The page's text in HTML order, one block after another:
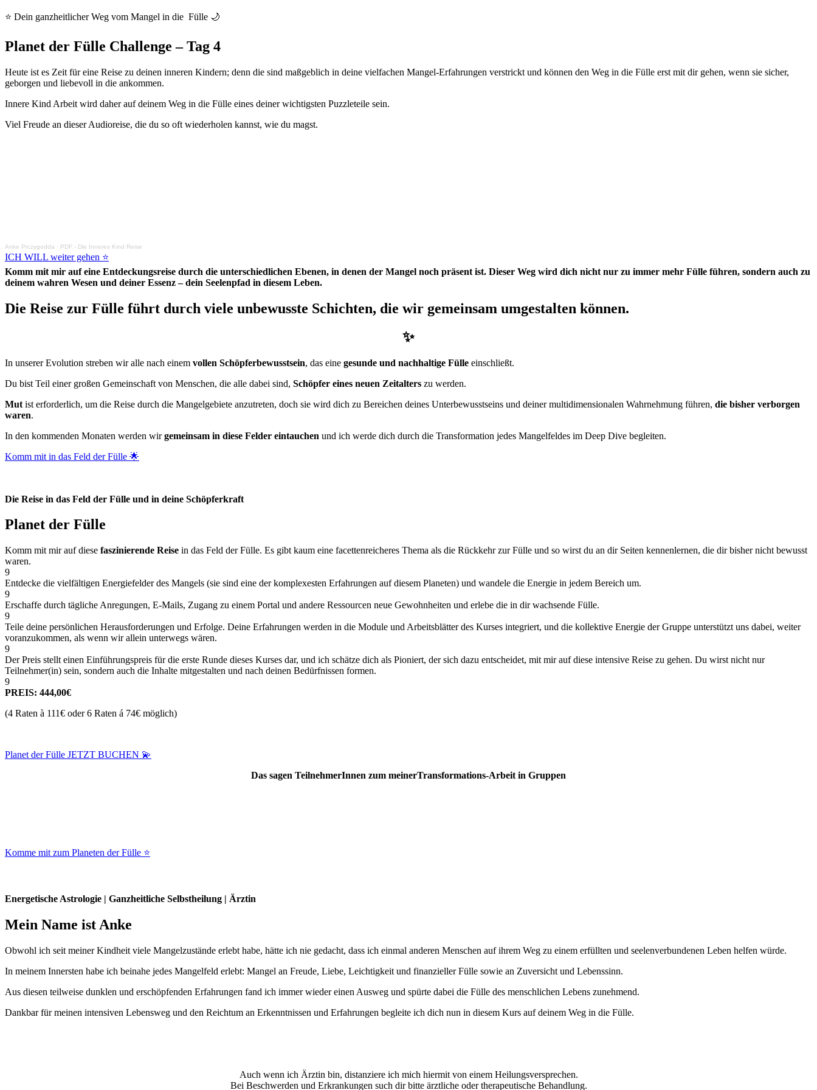
⭐ Dein ganzheitlicher Weg vom Mangel in die Fülle 🌙
Planet der Fülle Challenge – Tag 4
Heute ist es Zeit für eine Reise zu deinen inneren Kindern; denn die sind maßgeblich in deine vielfachen Mangel-Erfahrungen verstrickt und können den Weg in die Fülle erst mit dir gehen, wenn sie sicher,
geborgen und liebevoll in die ankommen.
Innere Kind Arbeit wird daher auf deinem Weg in die Fülle eines deiner wichtigsten Puzzleteile sein.
Viel Freude an dieser Audioreise, die du so oft wiederholen kannst, wie du magst.
Anke Prczygodda · PDF - Die Inneres Kind Reise
ICH WILL weiter gehen ⭐
Komm mit mir auf eine Entdeckungsreise durch die unterschiedlichen Ebenen, in denen der Mangel noch präsent ist. Dieser Weg wird dich nicht nur zu immer mehr Fülle führen, sondern auch zu
deinem wahren Wesen und deiner Essenz – dein Seelenpfad in diesem Leben.
Die Reise zur Fülle führt durch viele unbewusste Schichten, die wir gemeinsam umgestalten können.
✨
In unserer Evolution streben wir alle nach einem vollen Schöpferbewusstsein, das eine gesunde und nachhaltige Fülle einschließt.
Du bist Teil einer großen Gemeinschaft von Menschen, die alle dabei sind, Schöpfer eines neuen Zeitalters zu werden.
Mut ist erforderlich, um die Reise durch die Mangelgebiete anzutreten, doch sie wird dich zu Bereichen deines Unterbewusstseins und deiner multidimensionalen Wahrnehmung führen, die bisher verborgen
waren.
In den kommenden Monaten werden wirgemeinsam in diese Felder eintauchen und ich werde dich durch die Transformation jedes Mangelfeldes im Deep Dive begleiten.
Komm mit in das Feld der Fülle 🌟
Die Reise in das Feld der Fülle und in deine Schöpferkraft
Planet der Fülle
Komm mit mir auf diese faszinierende Reise in das Feld der Fülle. Es gibt kaum eine facettenreicheres Thema als die Rückkehr zur Fülle und so wirst du an dir Seiten kennenlernen, die dir bisher nicht bewusst
waren.
9
Entdecke die vielfältigen Energiefelder des Mangels (sie sind eine der komplexesten Erfahrungen auf diesem Planeten) und wandele die Energie in jedem Bereich um.
9
Erschaffe durch tägliche Anregungen, E-Mails, Zugang zu einem Portal und andere Ressourcen neue Gewohnheiten und erlebe die in dir wachsende Fülle.
9
Teile deine persönlichen Herausforderungen und Erfolge. Deine Erfahrungen werden in die Module und Arbeitsblätter des Kurses integriert, und die kollektive Energie der Gruppe unterstützt uns dabei, weiter
voranzukommen, als wenn wir allein unterwegs wären.
9
Der Preis stellt einen Einführungspreis für die erste Runde dieses Kurses dar, und ich schätze dich als Pioniert, der sich dazu entscheidet, mit mir auf diese intensive Reise zu gehen. Du wirst nicht nur
Teilnehmer(in) sein, sondern auch die Inhalte mitgestalten und nach deinen Bedürfnissen formen.
9
PREIS: 444,00€
(4 Raten à 111€ oder 6 Raten á 74€ möglich)
Planet der Fülle JETZT BUCHEN 💫
Das sagen TeilnehmerInnen zum meinerTransformations-Arbeit in Gruppen
Komme mit zum Planeten der Fülle ⭐
Energetische Astrologie | Ganzheitliche Selbstheilung | Ärztin
Mein Name ist Anke
Obwohl ich seit meiner Kindheit viele Mangelzustände erlebt habe, hätte ich nie gedacht, dass ich einmal anderen Menschen auf ihrem Weg zu einem erfüllten und seelenverbundenen Leben helfen würde.
In meinem Innersten habe ich beinahe jedes Mangelfeld erlebt: Mangel an Freude, Liebe, Leichtigkeit und finanzieller Fülle sowie an Zuversicht und Lebenssinn.
Aus diesen teilweise dunklen und erschöpfenden Erfahrungen fand ich immer wieder einen Ausweg und spürte dabei die Fülle des menschlichen Lebens zunehmend.
Dankbar für meinen intensiven Lebensweg und den Reichtum an Erkenntnissen und Erfahrungen begleite ich dich nun in diesem Kurs auf deinem Weg in die Fülle.
Auch wenn ich Ärztin bin, distanziere ich mich hiermit von einem Heilungsversprechen.
Bei Beschwerden und Erkrankungen such dir bitte ärztliche oder therapeutische Behandlung.